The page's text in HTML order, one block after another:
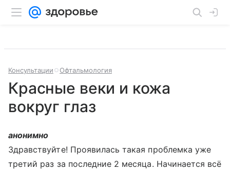
Консультации Офтальмология
Красные веки и кожа
вокруг глаз
анонимно
Здравствуйте! Проявилась такая проблемка уже
третий раз за последние 2 месяца. Начинается всё